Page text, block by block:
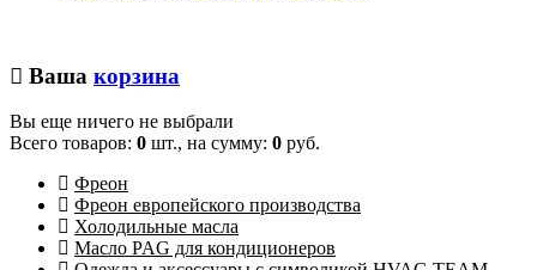
Ваша корзина
Вы еще ничего не выбрали
Всего товаров: 0 шт., на сумму: 0 руб.
Фреон
Фреон европейского производства
Холодильные масла
Масло PAG для кондиционеров